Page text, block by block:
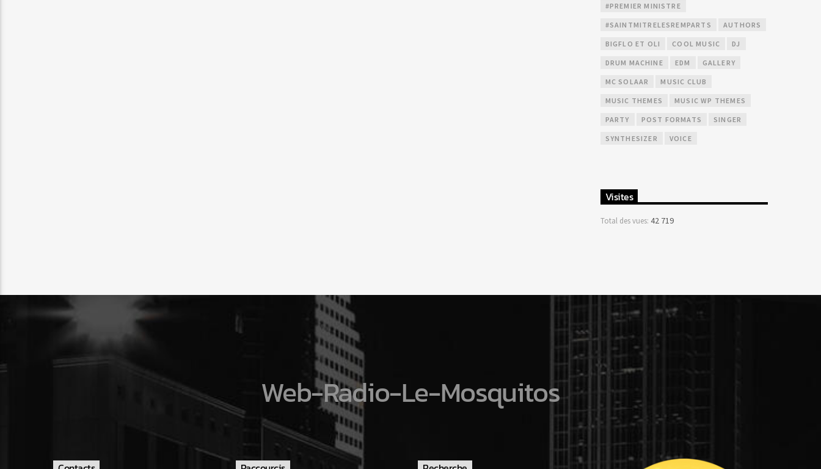
#PREMIER MINISTRE
#SAINTMITRELESREMPARTS AUTHORS
BIGFLO ET OLI COOL MUSIC DJ
DRUM MACHINE EDM GALLERY
MC SOLAAR MUSIC CLUB
MUSIC THEMES MUSIC WP THEMES
PARTY POST FORMATS SINGER
SYNTHESIZER VOICE
Visites
Total des vues: 42 719
Web-Radio-Le-Mosquitos